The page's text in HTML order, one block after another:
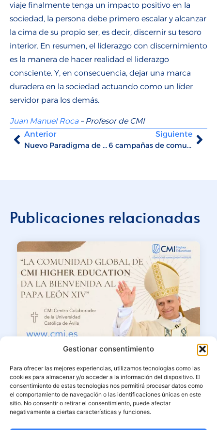
Gestionar consentimiento
Para ofrecer las mejores experiencias, utilizamos tecnologías como las
cookies para almacenar y/o acceder a la información del dispositivo. El
consentimiento de estas tecnologías nos permitirá procesar datos como
el comportamiento de navegación o las identificaciones únicas en este
sitio. No consentir o retirar el consentimiento, puede afectar
negativamente a ciertas características y funciones.
viaje finalmente tenga un impacto positivo en la
sociedad, la persona debe primero escalar y alcanzar
la cima de su propio ser, es decir, discernir su tesoro
interior. En resumen, el liderazgo con discernimiento
es la manera de hacer realidad el liderazgo
consciente. Y, en consecuencia, dejar una marca
duradera en la sociedad actuando como un líder
servidor para los demás.
Juan Manuel Roca– Profesor de CMI
Anterior
Nuevo Paradigma de Relaciones Laborales y Sostenibilidad
Siguiente
6 campañas de comunicación responsable exitosas en 2019
Publicaciones relacionadas
La comunidad de CMI Higher
Education presencia el paso de Su
Santidad el Papa León XIV por el
corazón de Madrid